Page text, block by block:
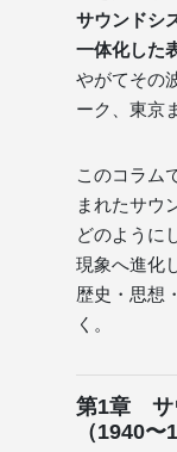
サウンドシ
一体化した
やがてその
ーク、東京
このコラム
まれたサウ
どのように
現象へ進化
歴史・思想
く。
第1章 サ
（1940〜